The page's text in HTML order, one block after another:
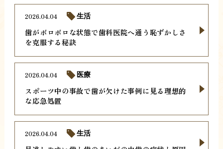
歯がボロボロな状態で歯科医院へ通う恥ずかしさ
を克服する秘訣
2026.04.04 生活
スポーツ中の事故で歯が欠けた事例に見る理想的
な応急処置
2026.04.04 医療
2026.04.04 生活